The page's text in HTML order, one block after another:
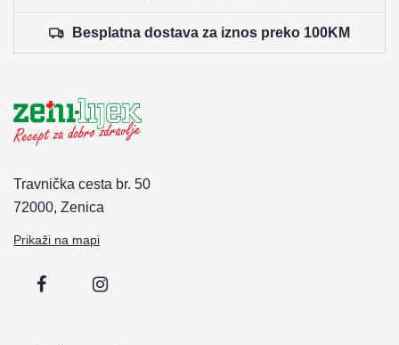
Besplatna dostava za iznos preko 100KM
Travnička cesta br. 50
72000, Zenica
Prikaži na mapi